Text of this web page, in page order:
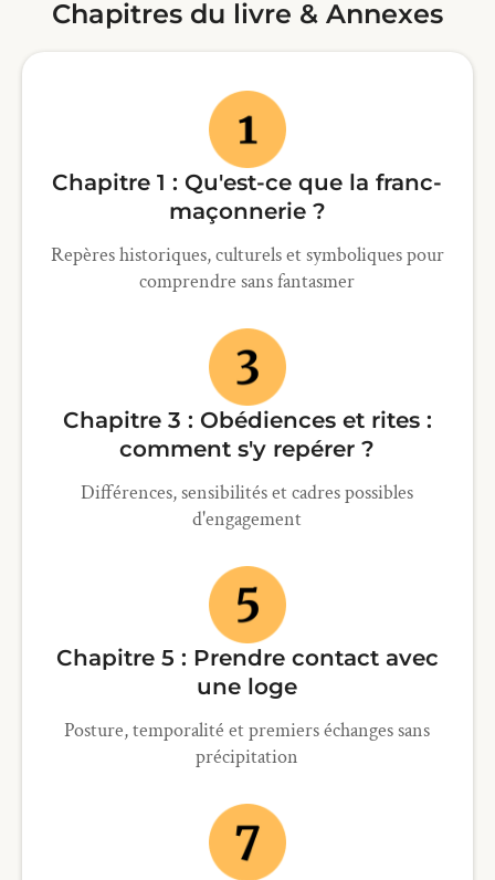
Chapitres du livre & Annexes
Chapitre 1 : Qu'est-ce que la franc-
maçonnerie ?
Repères historiques, culturels et symboliques pour
comprendre sans fantasmer
Chapitre 3 : Obédiences et rites :
comment s'y repérer ?
Différences, sensibilités et cadres possibles
d'engagement
Chapitre 5 : Prendre contact avec
une loge
Posture, temporalité et premiers échanges sans
précipitation